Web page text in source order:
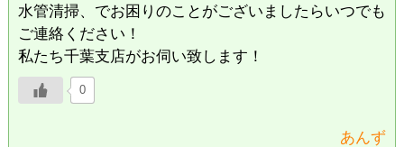
水管清掃、でお困りのことがございましたらいつでも
ご連絡ください！
私たち千葉支店がお伺い致します！
0
あんず